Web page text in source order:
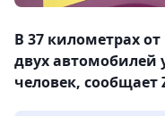
В 37 километрах
двух автомобилей
человек, сообщает